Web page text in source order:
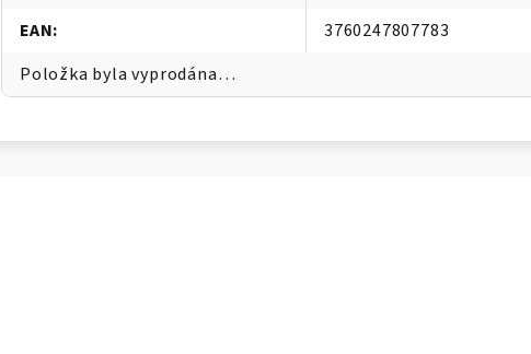
EAN:
3760247807783
Položka byla vyprodána…